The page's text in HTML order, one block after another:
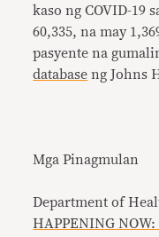
kaso ng COVID-19
60,335, na may
pasyente na
database ng Johns
Mga Pinagmulan
Department of
HAPPENING